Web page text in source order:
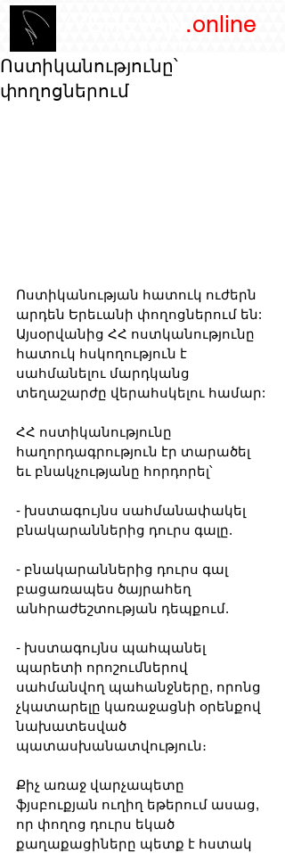
.online
Ոստիկանությունը՝
փողոցներում
Ոստիկանության հատուկ ուժերն
արդեն Երեւանի փողոցներում են:
Այսօրվանից ՀՀ ոստկանությունը
հատուկ հսկողություն է
սահմանելու մարդկանց
տեղաշարժը վերահսկելու համար:
ՀՀ ոստիկանությունը
հաղորդագրություն էր տարածել
եւ բնակչությանը հորդորել՝
- խստագույնս սահմանափակել
բնակարաններից դուրս գալը.
- բնակարաններից դուրս գալ
բացառապես ծայրահեղ
անհրաժեշտության դեպքում.
- խստագույնս պահպանել
պարետի որոշումներով
սահմանվող պահանջները, որոնց
չկատարելը կառաջացնի օրենքով
նախատեսված
պատասխանատվություն։
Քիչ առաջ վարչապետը
ֆյսբուքյան ուղիղ եթերում ասաց,
որ փողոց դուրս եկած
քաղաքացիները պետք է հստակ